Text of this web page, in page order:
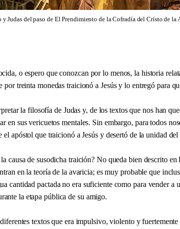
y Judas del paso de El Prendimiento de la Cofradía del Crísto de
o espero que conozcan por lo menos, la historia
por treinta monedas traicionó a Jesús y lo entregó para
la filosofía de Judas y, de los textos que nos han
en sus vericuetos mentales. Sin embargo, para todos
el apóstol que traicionó a Jesús y desertó de la unidad
causa de susodicha traición? No queda bien descrito
en la teoría de la avaricia; es muy probable que
cantidad pactada no era suficiente como para vender a
la etapa pública de su amigo.
textos que era impulsivo, violento y